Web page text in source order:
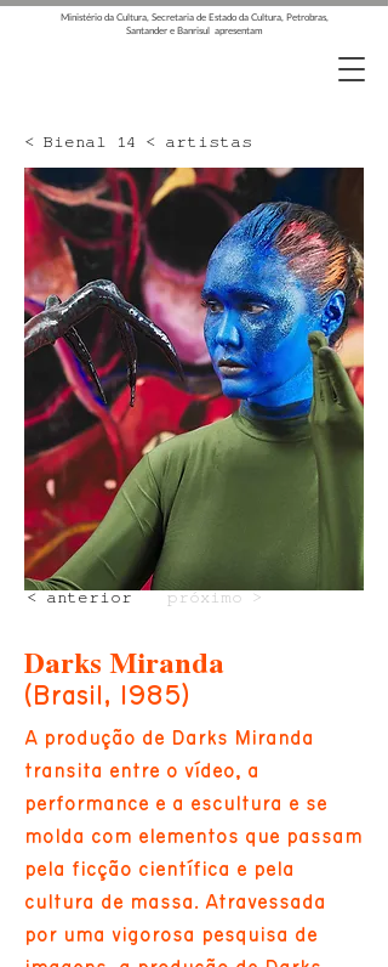
Ministério da Cultura, Secretaria de Estado da Cultura, Petrobras,
Santander e Banrisul apresentam
< Bienal 14 < artistas
próximo >
< anterior
Darks Miranda
(Brasil, 1985)
A produção de Darks Miranda
transita entre o vídeo, a
performance e a escultura e se
molda com elementos que passam
pela ficção científica e pela
cultura de massa. Atravessada
por uma vigorosa pesquisa de